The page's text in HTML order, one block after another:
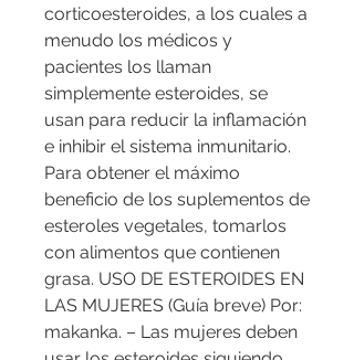
corticoesteroides, a los cuales a
menudo los médicos y
pacientes los llaman
simplemente esteroides, se
usan para reducir la inflamación
e inhibir el sistema inmunitario.
Para obtener el máximo
beneficio de los suplementos de
esteroles vegetales, tomarlos
con alimentos que contienen
grasa. USO DE ESTEROIDES EN
LAS MUJERES (Guía breve) Por:
makanka. – Las mujeres deben